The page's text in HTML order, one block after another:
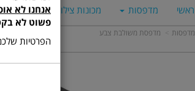
ראשי מדפסות מכונות צילום סורקים
מדפסות מדפסת משולבת צבע
אנחנו לא
פשוט לא
הפרטיות